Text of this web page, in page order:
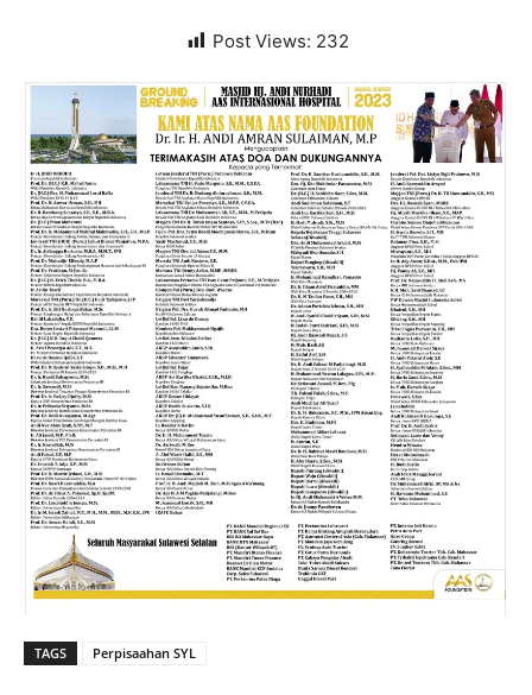
Post Views: 232
TAGS Perpisaahan SYL